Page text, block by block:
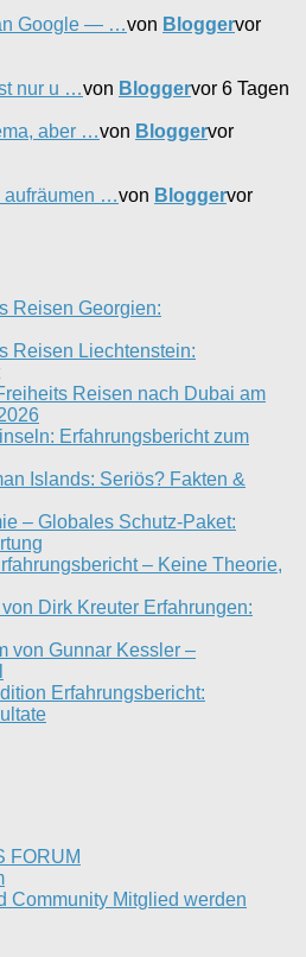
Google — …von Bloggervor
nur u …von Bloggervor 6 Tagen
aber …von Bloggervor
aufräumen …von Bloggervor
Reisen Georgien:
Reisen Liechtenstein:
Reisen nach Dubai am
Erfahrungsbericht zum
Islands: Seriös? Fakten &
– Globales Schutz-Paket:
– Keine Theorie,
Dirk Kreuter Erfahrungen:
von Gunnar Kessler –
Erfahrungsbericht:
FORUM
Community Mitglied werden